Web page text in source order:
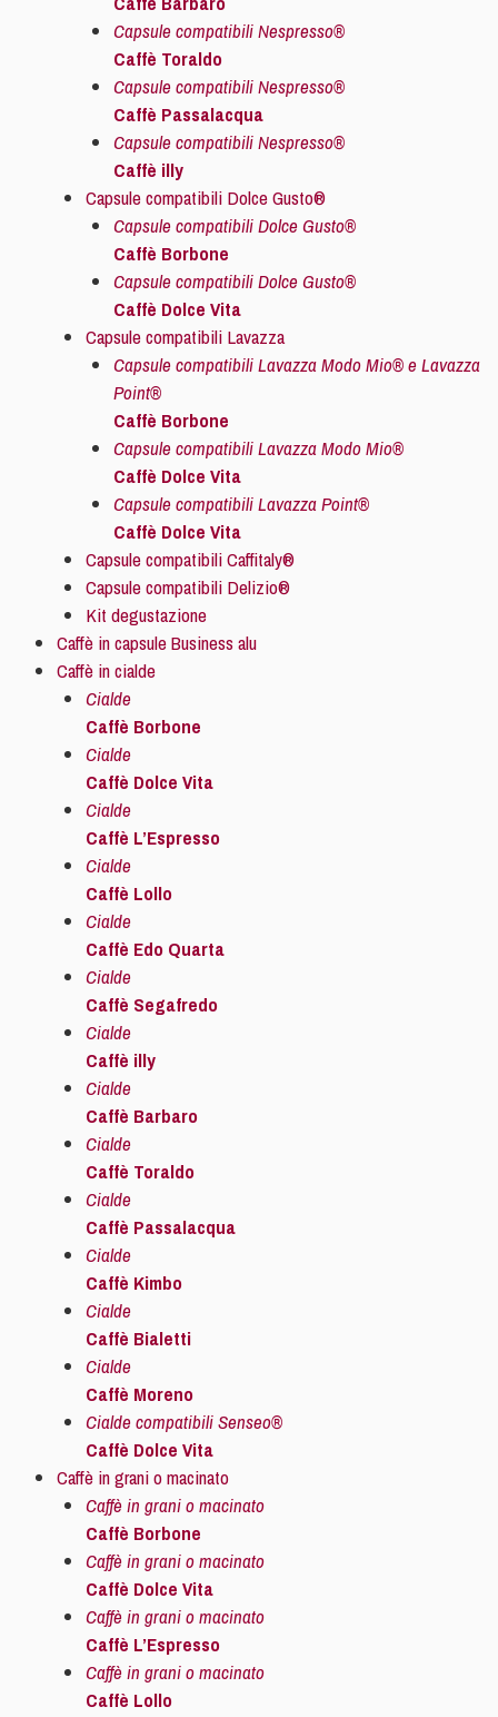
Capsule compatibili Nespresso®
Caffè Toraldo
Capsule compatibili Nespresso®
Caffè Passalacqua
Capsule compatibili Nespresso®
Caffè illy
Capsule compatibili Dolce Gusto®
Capsule compatibili Dolce Gusto®
Caffè Borbone
Capsule compatibili Dolce Gusto®
Caffè Dolce Vita
Capsule compatibili Lavazza
Capsule compatibili Lavazza Modo Mio® e Lavazza
Point®
Caffè Borbone
Capsule compatibili Lavazza Modo Mio®
Caffè Dolce Vita
Capsule compatibili Lavazza Point®
Caffè Dolce Vita
Capsule compatibili Caffitaly®
Capsule compatibili Delizio®
Kit degustazione
Caffè in capsule Business alu
Caffè in cialde
Cialde
Caffè Borbone
Cialde
Caffè Dolce Vita
Cialde
Caffè L’Espresso
Cialde
Caffè Lollo
Cialde
Caffè Edo Quarta
Cialde
Caffè Segafredo
Cialde
Caffè illy
Cialde
Caffè Barbaro
Cialde
Caffè Toraldo
Cialde
Caffè Passalacqua
Cialde
Caffè Kimbo
Cialde
Caffè Bialetti
Cialde
Caffè Moreno
Cialde compatibili Senseo®
Caffè Dolce Vita
Caffè in grani o macinato
Caffè in grani o macinato
Caffè Borbone
Caffè in grani o macinato
Caffè Dolce Vita
Caffè in grani o macinato
Caffè L’Espresso
Caffè in grani o macinato
Caffè Lollo